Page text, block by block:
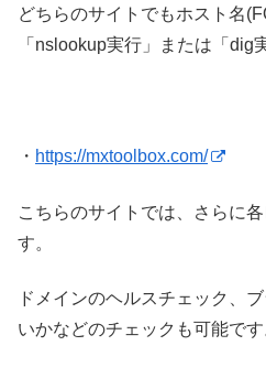
どちらのサイトでもホスト名
「nslookup実行」または「dig
・ https://mxtoolbox.com/
こちらのサイトでは、さらに
す。
ドメインのヘルスチェック、
いかなどのチェックも可能です